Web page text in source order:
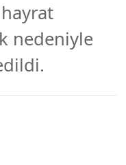
nedeniyle